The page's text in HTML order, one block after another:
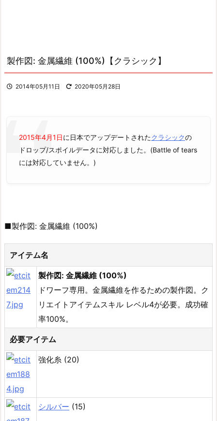
製作図: 金属繊維 (100%)【クラシック】
2014年05月11日 2020年05月28日
2015年4月1日に日本でアップデートされたクラシックの
ドロップ/スポイルデータに対応しました。(Battle of tears
には対応していません。)
■製作図: 金属繊維 (100%)
アイテム名
製作図: 金属繊維 (100%)
ドワーフ専用。金属繊維を作るための製作図。ク
リエイトアイテムスキル レベル4が必要。成功確
率100%。
必要アイテム
強化糸 (20)
シルバー (15)